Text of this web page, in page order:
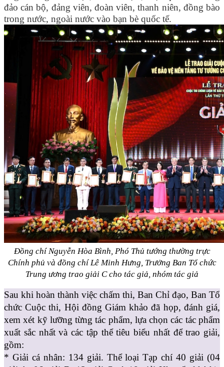
đảo cán bộ, đảng viên, đoàn viên, thanh niên, đồng bào
trong nước, ngoài nước vào bạn bè quốc tế.
Đồng chí Nguyễn Hòa Bình, Phó Thủ tướng thường trực
Chính phủ và đồng chí Lê Minh Hưng, Trưởng Ban Tổ chức
Trung ương trao giải C cho tác giả, nhóm tác giả
Sau khi hoàn thành việc chấm thi, Ban Chỉ đạo, Ban Tổ
chức Cuộc thi, Hội đồng Giám khảo đã họp, đánh giá,
xem xét kỹ lưỡng từng tác phẩm, lựa chọn các tác phẩm
xuất sắc nhất và các tập thể tiêu biểu nhất để trao giải,
gồm:
* Giải cá nhân: 134 giải. Thể loại Tạp chí 40 giải (04